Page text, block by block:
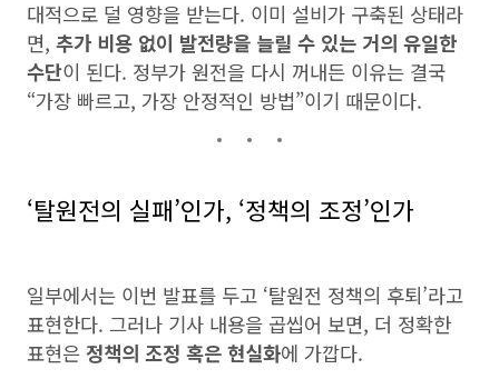
대적으로 덜 영향을 받는다. 이미 설비가 구축된 상태라
면, 추가 비용 없이 발전량을 늘릴 수 있는 거의 유일한
수단이 된다. 정부가 원전을 다시 꺼내든 이유는 결국
“가장 빠르고, 가장 안정적인 방법”이기 때문이다.
‘탈원전의 실패’인가, ‘정책의 조정’인가
일부에서는 이번 발표를 두고 ‘탈원전 정책의 후퇴’라고
표현한다. 그러나 기사 내용을 곱씹어 보면, 더 정확한
표현은 정책의 조정 혹은 현실화에 가깝다.